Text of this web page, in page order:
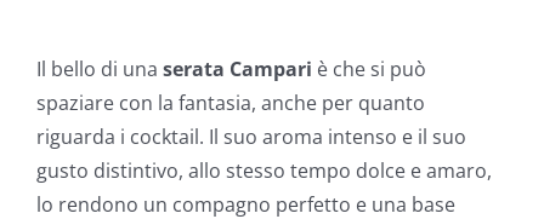
Il bello di una serata Campari è che si può
spaziare con la fantasia, anche per quanto
riguarda i cocktail. Il suo aroma intenso e il suo
gusto distintivo, allo stesso tempo dolce e amaro,
lo rendono un compagno perfetto e una base